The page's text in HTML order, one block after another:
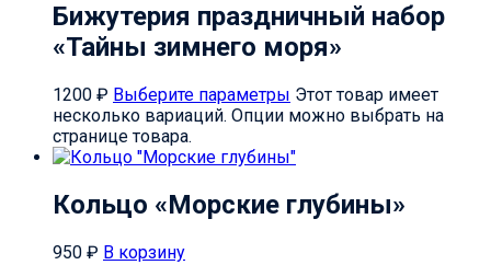
Бижутерия праздничный набор
«Тайны зимнего моря»
1200 ₽ Выберите параметры Этот товар имеет
несколько вариаций. Опции можно выбрать на
странице товара.
Кольцо «Морские глубины»
950 ₽ В корзину